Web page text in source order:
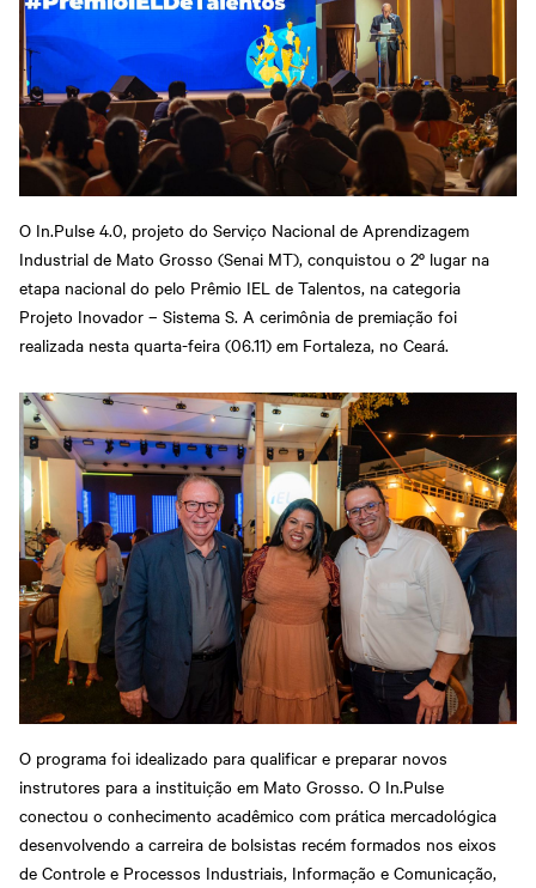
O In.Pulse 4.0, projeto do Serviço Nacional de Aprendizagem
Industrial de Mato Grosso (Senai MT), conquistou o 2º lugar na
etapa nacional do pelo Prêmio IEL de Talentos, na categoria
Projeto Inovador – Sistema S. A cerimônia de premiação foi
realizada nesta quarta-feira (06.11) em Fortaleza, no Ceará.
O programa foi idealizado para qualificar e preparar novos
instrutores para a instituição em Mato Grosso. O In.Pulse
conectou o conhecimento acadêmico com prática mercadológica
desenvolvendo a carreira de bolsistas recém formados nos eixos
de Controle e Processos Industriais, Informação e Comunicação,